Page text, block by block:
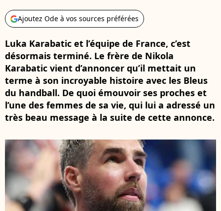
Ajoutez Ode à vos sources préférées
Luka Karabatic et l’équipe de France, c’est
désormais terminé. Le frère de Nikola
Karabatic vient d’annoncer qu’il mettait un
terme à son incroyable histoire avec les Bleus
du handball. De quoi émouvoir ses proches et
l’une des femmes de sa vie, qui lui a adressé un
très beau message à la suite de cette annonce.